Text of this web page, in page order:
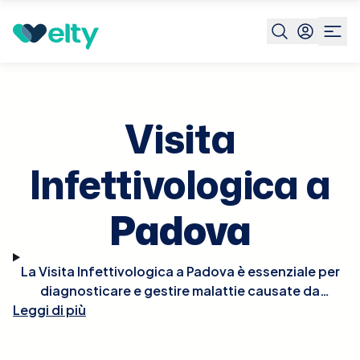
Prenota visita Padova
Visita
Infettivologica a
Padova
La Visita Infettivologica a Padova è essenziale per
diagnosticare e gestire malattie causate da
infezioni batteriche, virali, fungine o parassitarie.
Leggi di più